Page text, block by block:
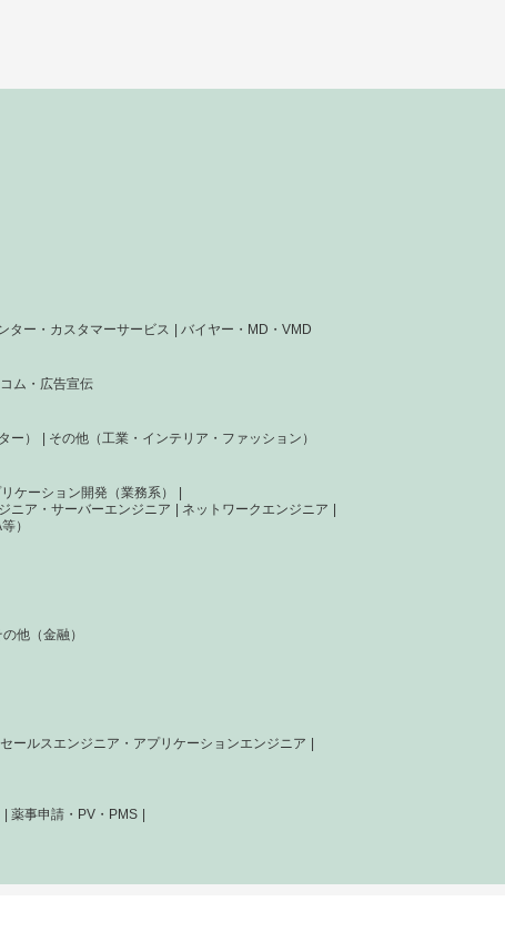
ター・カスタマーサービス バイヤー・MD・VMD
ム・広告宣伝
ー） その他（工業・インテリア・ファッション）
ケーション開発（業務系）
ニア・サーバーエンジニア
ネットワークエンジニア
）
の他（金融）
セールスエンジニア・アプリケーションエンジニア
薬事申請・PV・PMS